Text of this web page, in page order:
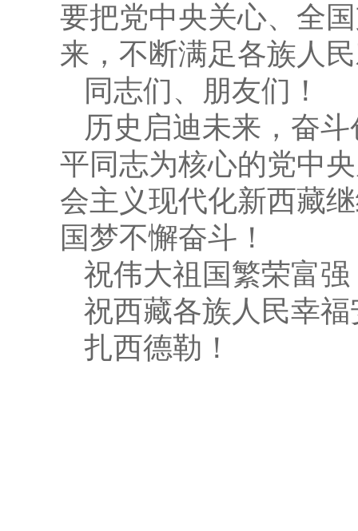
要把党中央关心、全
来，不断满足各族人
同志们、朋友们！
历史启迪未来，奋
平同志为核心的党中
会主义现代化新西藏
国梦不懈奋斗！
祝伟大祖国繁荣富强
祝西藏各族人民幸福
扎西德勒！